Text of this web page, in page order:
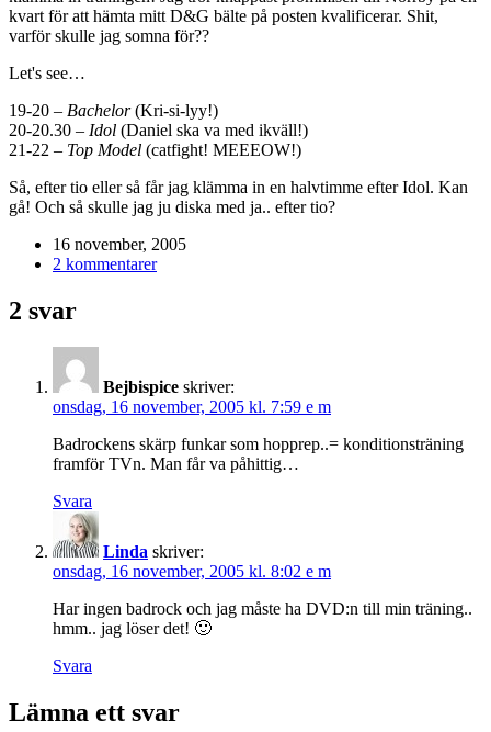
kvart för att hämta mitt D&G bälte på posten kvalificerar. Shit,
varför skulle jag somna för??
Let's see…
19-20 – Bachelor(Kri-si-lyy!)
20-20.30 – Idol (Daniel ska va med ikväll!)
21-22 – Top Model (catfight! MEEEOW!)
Så, efter tio eller så får jag klämma in en halvtimme efter Idol. Kan
gå! Och så skulle jag ju diska med ja.. efter tio?
16 november, 2005
2 kommentarer
2 svar
Bejbispice skriver:
onsdag, 16 november, 2005 kl. 7:59 e m
Badrockens skärp funkar som hopprep..= konditionsträning
framför TVn. Man får va påhittig…
Svara
Linda skriver:
onsdag, 16 november, 2005 kl. 8:02 e m
Har ingen badrock och jag måste ha DVD:n till min träning..
hmm.. jag löser det! 🙂
Svara
Lämna ett svar